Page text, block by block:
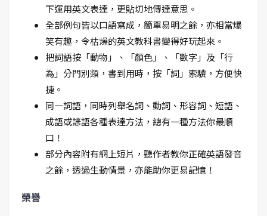
下運用英文表達，更貼切地傳達意思。
全部例句皆以口語寫成，簡單易明之餘，亦相當爆
笑有趣，令枯燥的英文教科書變得好玩起來。
把詞語按「動物」、「顏色」、「數字」及「行
為」分門別類，書到用時，按「詞」索驥，方便快
捷。
同一詞語，同時列舉名詞、動詞、形容詞、短語、
成語或諺語各種表達方法，總有一種方法你最順
口！
部分內容附有網上短片，聽作者教你正確英語發音
之餘，透過生動情景，亦能助你更易記憶！
榮譽